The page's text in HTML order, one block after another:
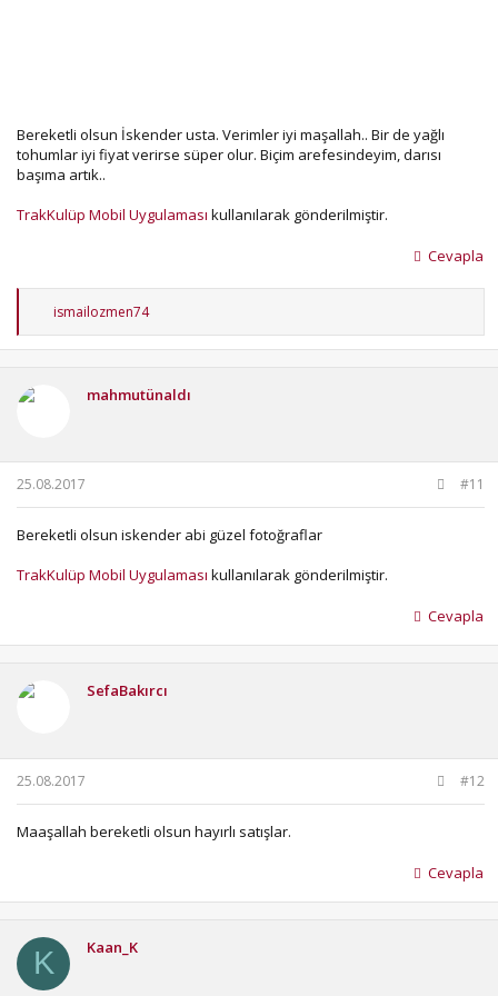
Bereketli olsun İskender usta. Verimler iyi maşallah.. Bir de yağlı
tohumlar iyi fiyat verirse süper olur. Biçim arefesindeyim, darısı
başıma artık..
TrakKulüp Mobil Uygulaması kullanılarak gönderilmiştir.
Cevapla
T
p
ismailozmen74
mahmutünaldı
25.08.2017 #11
Bereketli olsun iskender abi güzel fotoğraflar
TrakKulüp Mobil Uygulaması kullanılarak gönderilmiştir.
Cevapla
SefaBakırcı
25.08.2017 #12
Maaşallah bereketli olsun hayırlı satışlar.
Cevapla
K Kaan_K